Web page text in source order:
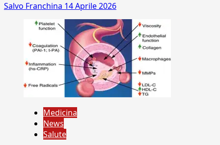
Salvo Franchina 14 Aprile 2026
Medicina
News
Salute